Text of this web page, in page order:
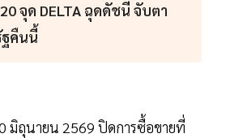
จุด DELTA ฉุดดัชนี จับตา
ฐคืนนี้
มิถุนายน 2569 ปิดการซื้อขายที่